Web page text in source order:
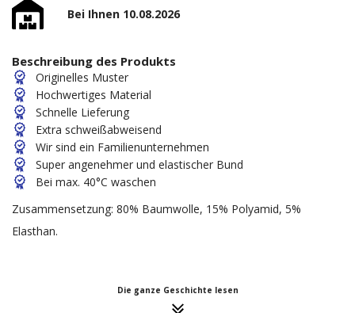
Bei Ihnen 10.08.2026
Beschreibung des Produkts
Originelles Muster
Hochwertiges Material
Schnelle Lieferung
Extra schweißabweisend
Wir sind ein Familienunternehmen
Super angenehmer und elastischer Bund
Bei max. 40°C waschen
Zusammensetzung: 80% Baumwolle, 15% Polyamid, 5%
Elasthan.
Die ganze Geschichte lesen